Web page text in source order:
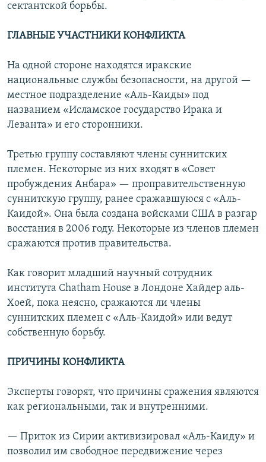
сектантской борьбы.
ГЛАВНЫЕ УЧАСТНИКИ КОНФЛИКТА
На одной стороне находятся иракские
национальные службы безопасности, на другой —
местное подразделение «Аль-Каиды» под
названием «Исламское государство Ирака и
Леванта» и его сторонники.
Третью группу составляют члены суннитских
племен. Некоторые из них входят в «Совет
пробуждения Анбара» — проправительственную
суннитскую группу, ранее сражавшуюся с «Аль-
Каидой». Она была создана войсками США в разгар
восстания в 2006 году. Некоторые из членов племен
сражаются против правительства.
Как говорит младший научный сотрудник
института Chatham House в Лондоне Хайдер аль-
Хоей, пока неясно, сражаются ли члены
суннитских племен с «Аль-Каидой» или ведут
собственную борьбу.
ПРИЧИНЫ КОНФЛИКТА
Эксперты говорят, что причины сражения являются
как региональными, так и внутренними.
— Приток из Сирии активизировал «Аль-Каиду» и
позволил им свободное передвижение через